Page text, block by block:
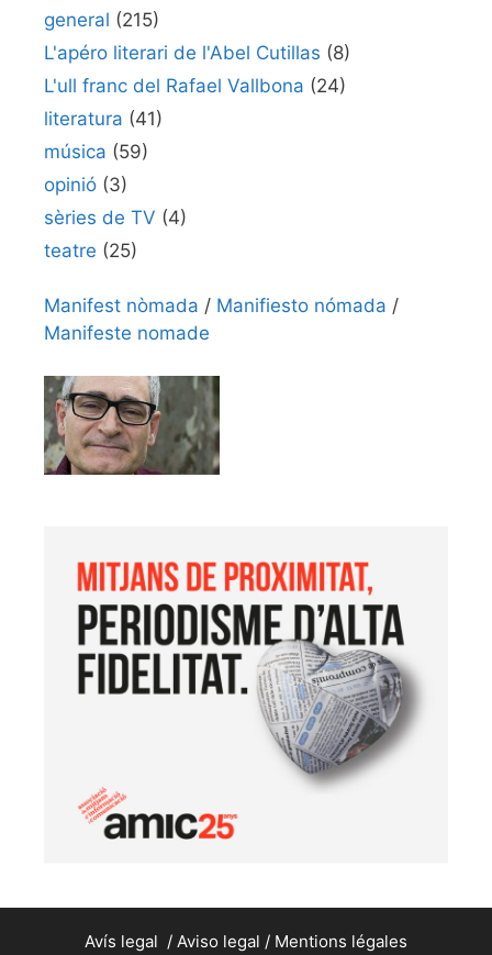
general (215)
L'apéro literari de l'Abel Cutillas (8)
L'ull franc del Rafael Vallbona (24)
literatura (41)
música (59)
opinió (3)
sèries de TV (4)
teatre (25)
Manifest nòmada / Manifiesto nómada /
Manifeste nomade
Avís legal / Aviso legal / Mentions légales